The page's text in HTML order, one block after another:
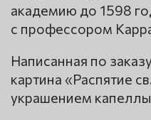
академию до 1598
с профессором
Написанная по
картина «Распятие
украшением